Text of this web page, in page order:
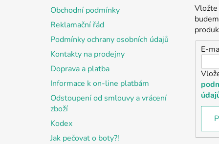
Obchodní podmínky
Reklamační řád
Podmínky ochrany osobních údajů
Kontakty na prodejny
Doprava a platba
Informace k on-line platbám
Odstoupení od smlouvy a vrácení
zboží
Kodex
Jak pečovat o boty?!
Vložte
E-